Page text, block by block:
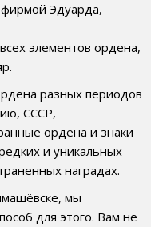
Эдуарда,
элементов ордена,
разных периодов
СССР,
ордена и знаки
и уникальных
наградах.
мы
для этого. Вам не